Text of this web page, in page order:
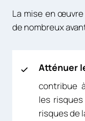
La mise en
de nombreux
Atténuer
contribue
les
risques de